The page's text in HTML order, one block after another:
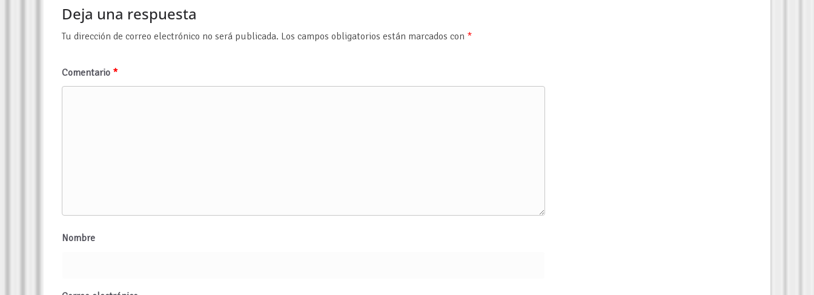
Deja una respuesta
Tu dirección de correo electrónico no será publicada. Los campos obligatorios están marcados con *
Comentario *
Nombre